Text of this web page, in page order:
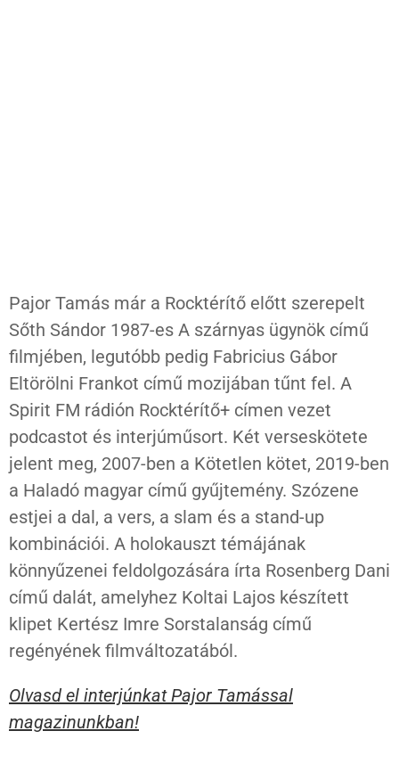
Pajor Tamás már a Rocktérítő előtt szerepelt
Sőth Sándor 1987-es A szárnyas ügynök című
filmjében, legutóbb pedig Fabricius Gábor
Eltörölni Frankot című mozijában tűnt fel. A
Spirit FM rádión Rocktérítő+ címen vezet
podcastot és interjúműsort. Két verseskötete
jelent meg, 2007-ben a Kötetlen kötet, 2019-ben
a Haladó magyar című gyűjtemény. Szózene
estjei a dal, a vers, a slam és a stand-up
kombinációi. A holokauszt témájának
könnyűzenei feldolgozására írta Rosenberg Dani
című dalát, amelyhez Koltai Lajos készített
klipet Kertész Imre Sorstalanság című
regényének filmváltozatából.
Olvasd el interjúnkat Pajor Tamással
magazinunkban!